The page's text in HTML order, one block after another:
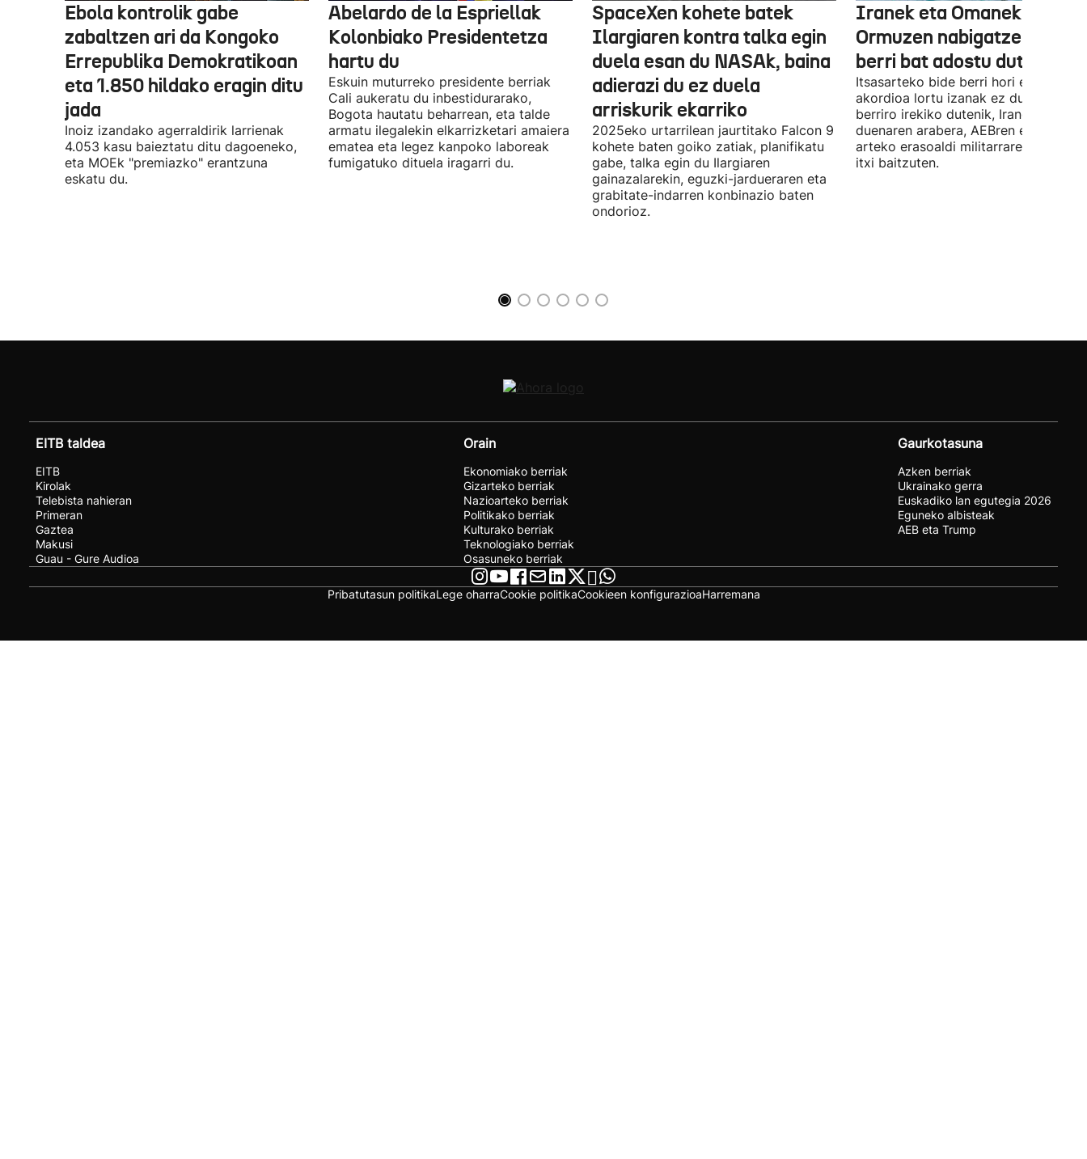
Ebola kontrolik gabe
zabaltzen ari da Kongoko
Errepublika Demokratikoan
eta 1.850 hildako eragin ditu
jada
Inoiz izandako agerraldirik larrienak
4.053 kasu baieztatu ditu dagoeneko,
eta MOEk "premiazko" erantzuna
eskatu du.
Abelardo de la Espriellak
Kolonbiako Presidentetza
hartu du
Eskuin muturreko presidente berriak
Cali aukeratu du inbestidurarako,
Bogota hautatu beharrean, eta talde
armatu ilegalekin elkarrizketari amaiera
ematea eta legez kanpoko laboreak
fumigatuko dituela iragarri du.
SpaceXen kohete batek
Ilargiaren kontra talka egin
duela esan du NASAk, baina
adierazi du ez duela
arriskurik ekarriko
2025eko urtarrilean jaurtitako Falcon 9
kohete baten goiko zatiak, planifikatu
gabe, talka egin du Ilargiaren
gainazalarekin, eguzki-jardueraren eta
grabitate-indarren konbinazio baten
ondorioz.
Iranek eta Omanek
Ormuzen nabigatzeko bide
berri bat adostu dute
Itsasarteko bide berri hori egiteko
akordioa lortu izanak ez du esan nahi
berriro irekiko dutenik, Iranek
duenaren arabera, AEBren eta
arteko erasoaldi militarraren
itxi baitzuten.
EITB taldea
EITB
Kirolak
Telebista nahieran
Primeran
Gaztea
Makusi
Guau - Gure Audioa
Orain
Ekonomiako berriak
Gizarteko berriak
Nazioarteko berriak
Politikako berriak
Kulturako berriak
Teknologiako berriak
Osasuneko berriak
Gaurkotasuna
Azken berriak
Ukrainako gerra
Euskadiko lan egutegia 2026
Eguneko albisteak
AEB eta Trump
Pribatutasun politikaLege oharraCookie politikaCookieen konfigurazioaHarremana